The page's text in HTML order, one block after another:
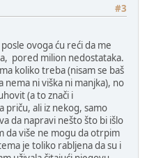
#3
ovoga ću reći da me
pored milion nedostataka.
koliko treba (nisam se baš
ni viška ni manjka), no
(a to znači i
priču, ali iz nekog, samo
da napravi nešto što bi išlo
da više ne mogu da otrpim
je toliko rabljena da su i